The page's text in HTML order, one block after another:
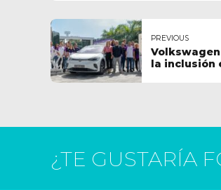
PREVIOUS
la inclusión
¿TE GUSTARÍA